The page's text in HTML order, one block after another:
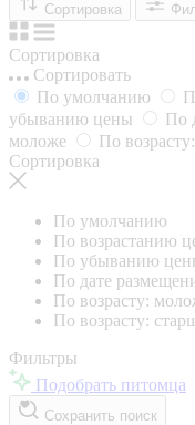
Сортировка
Сортировка
Сортировать
По умолчанию
убыванию цены
По
моложе
По
Сортировка
По умолчанию
По возрастанию
По убыванию
По дате
По возрасту:
По возрасту:
Фильтры
Подобрать питомца
Сохранить поиск